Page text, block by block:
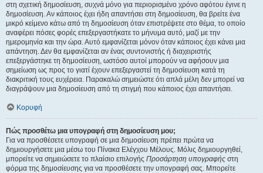
στη σχετική δημοσίευση, συχνά μόνο για περιορισμένο χρόνο αφότου έγινε η
δημοσίευση. Αν κάποιος έχει ήδη απαντήσει στη δημοσίευση, θα βρείτε ένα
μικρό κείμενο κάτω από τη δημοσίευση όταν επιστρέψετε στο θέμα, το οποίο
αναφέρει πόσες φορές επεξεργαστήκατε το μήνυμα αυτό, μαζί με την
ημερομηνία και την ώρα. Αυτό εμφανίζεται μόνον όταν κάποιος έχει κάνει μια
απάντηση. Δεν θα εμφανίζεται αν ένας συντονιστής ή διαχειριστής
επεξεργάστηκε τη δημοσίευση, ωστόσο αυτοί μπορούν να αφήσουν μια
σημείωση ως προς το γιατί έχουν επεξεργαστεί τη δημοσίευση κατά τη
διακριτική τους ευχέρεια. Παρακαλώ σημειώστε ότι απλά μέλη δεν μπορεί να
διαγράψουν μια δημοσίευση από τη στιγμή που κάποιος έχει απαντήσει.
Κορυφή
Πώς προσθέτω μια υπογραφή στη δημοσίευση μου;
Για να προσθέσετε υπογραφή σε μια δημοσίευση πρέπει πρώτα να
δημιουργήσετε μια μέσω του Πίνακα Ελέγχου Μέλους. Μόλις δημιουργηθεί,
μπορείτε να σημειώσετε το πλαίσιο επιλογής Προσάρτηση υπογραφής στη
φόρμα της δημοσίευσης για να προσθέσετε την υπογραφή σας. Μπορείτε